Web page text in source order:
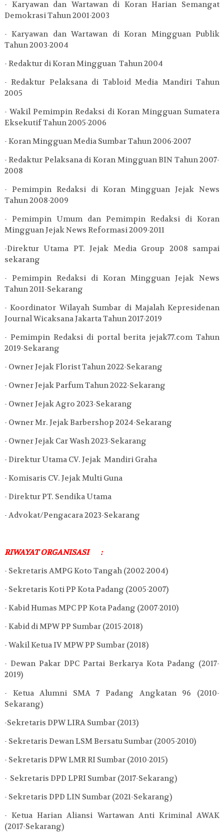
- Karyawan dan Wartawan di Koran Harian Semangat
Demokrasi Tahun 2001-2003
- Karyawan dan Wartawan di Koran Mingguan Publik
Tahun 2003-2004
- Redaktur di Koran Mingguan Tahun 2004
- Redaktur Pelaksana di Tabloid Media Mandiri Tahun
2005
- Wakil Pemimpin Redaksi di Koran Mingguan Sumatera
Eksekutif Tahun 2005-2006
- Koran Mingguan Media Sumbar Tahun 2006-2007
- Redaktur Pelaksana di Koran Mingguan BIN Tahun 2007-
2008
- Pemimpin Redaksi di Koran Mingguan Jejak News
Tahun 2008-2009
- Pemimpin Umum dan Pemimpin Redaksi di Koran
Mingguan Jejak News Reformasi 2009-2011
-Direktur Utama PT. Jejak Media Group 2008 sampai
sekarang
- Pemimpin Redaksi di Koran Mingguan Jejak News
Tahun 2011-Sekarang
- Koordinator Wilayah Sumbar di Majalah Kepresidenan
Journal Wicaksana Jakarta Tahun 2017-2019
- Pemimpin Redaksi di portal berita jejak77.com Tahun
2019-Sekarang
- Owner Jejak Florist Tahun 2022-Sekarang
- Owner Jejak Parfum Tahun 2022-Sekarang
- Owner Jejak Agro 2023-Sekarang
- Owner Mr. Jejak Barbershop 2024-Sekarang
- Owner Jejak Car Wash 2023-Sekarang
- Direktur Utama CV. Jejak Mandiri Graha
- Komisaris CV. Jejak Multi Guna
- Direktur PT. Sendika Utama
- Advokat/Pengacara 2023-Sekarang
RIWAYAT ORGANISASI
:
- Sekretaris AMPG Koto Tangah (2002-2004)
- Sekretaris Koti PP Kota Padang (2005-2007)
- Kabid Humas MPC PP Kota Padang (2007-2010)
- Kabid di MPW PP Sumbar (2015-2018)
- Wakil Ketua IV MPW PP Sumbar (2018)
- Dewan Pakar DPC Partai Berkarya Kota Padang (2017-
2019)
- Ketua Alumni SMA 7 Padang Angkatan 96 (2010-
Sekarang)
-Sekretaris DPW LIRA Sumbar (2013)
- Sekretaris Dewan LSM Bersatu Sumbar (2005-2010)
- Sekretaris DPW LMR RI Sumbar (2010-2015)
- Sekretaris DPD LPRI Sumbar (2017-Sekarang)
- Sekretaris DPD LIN Sumbar (2021-Sekarang)
- Ketua Harian Aliansi Wartawan Anti Kriminal AWAK
(2017-Sekarang)